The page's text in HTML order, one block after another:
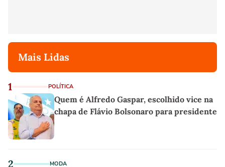
Mais Lidas
1 POLÍTICA
Quem é Alfredo Gaspar, escolhido vice na
chapa de Flávio Bolsonaro para presidente
2 MODA